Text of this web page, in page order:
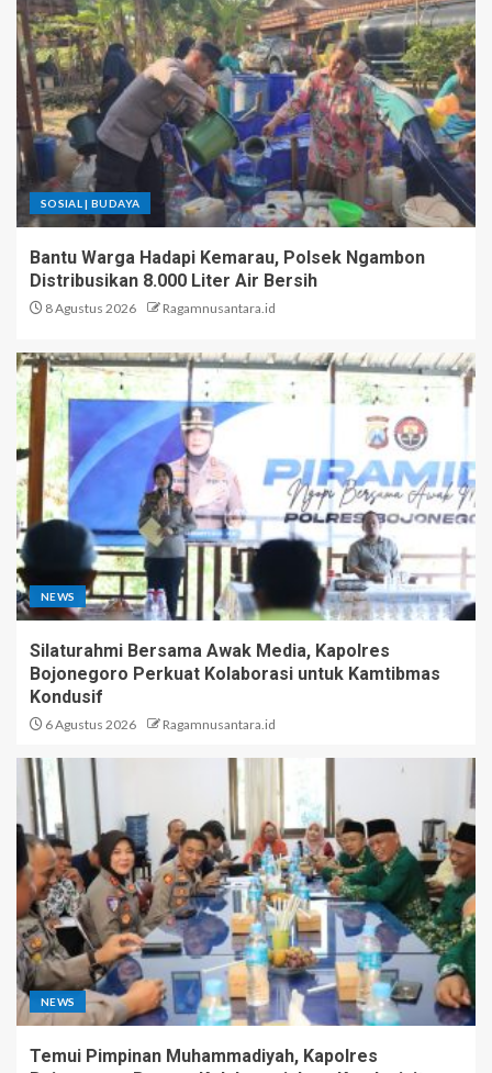
SOSIAL | BUDAYA
Bantu Warga Hadapi Kemarau, Polsek Ngambon
Distribusikan 8.000 Liter Air Bersih
8 Agustus 2026 Ragamnusantara.id
NEWS
Silaturahmi Bersama Awak Media, Kapolres
Bojonegoro Perkuat Kolaborasi untuk Kamtibmas
Kondusif
6 Agustus 2026 Ragamnusantara.id
NEWS
Temui Pimpinan Muhammadiyah, Kapolres